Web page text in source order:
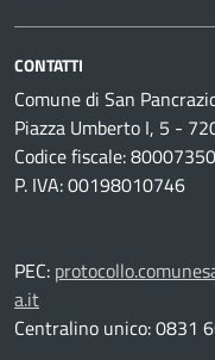
CONTATTI
Comune di San
Piazza Umberto I, 5 -
Codice fiscale:
P. IVA: 00198010746
PEC:
a.it
Centralino unico: 0831